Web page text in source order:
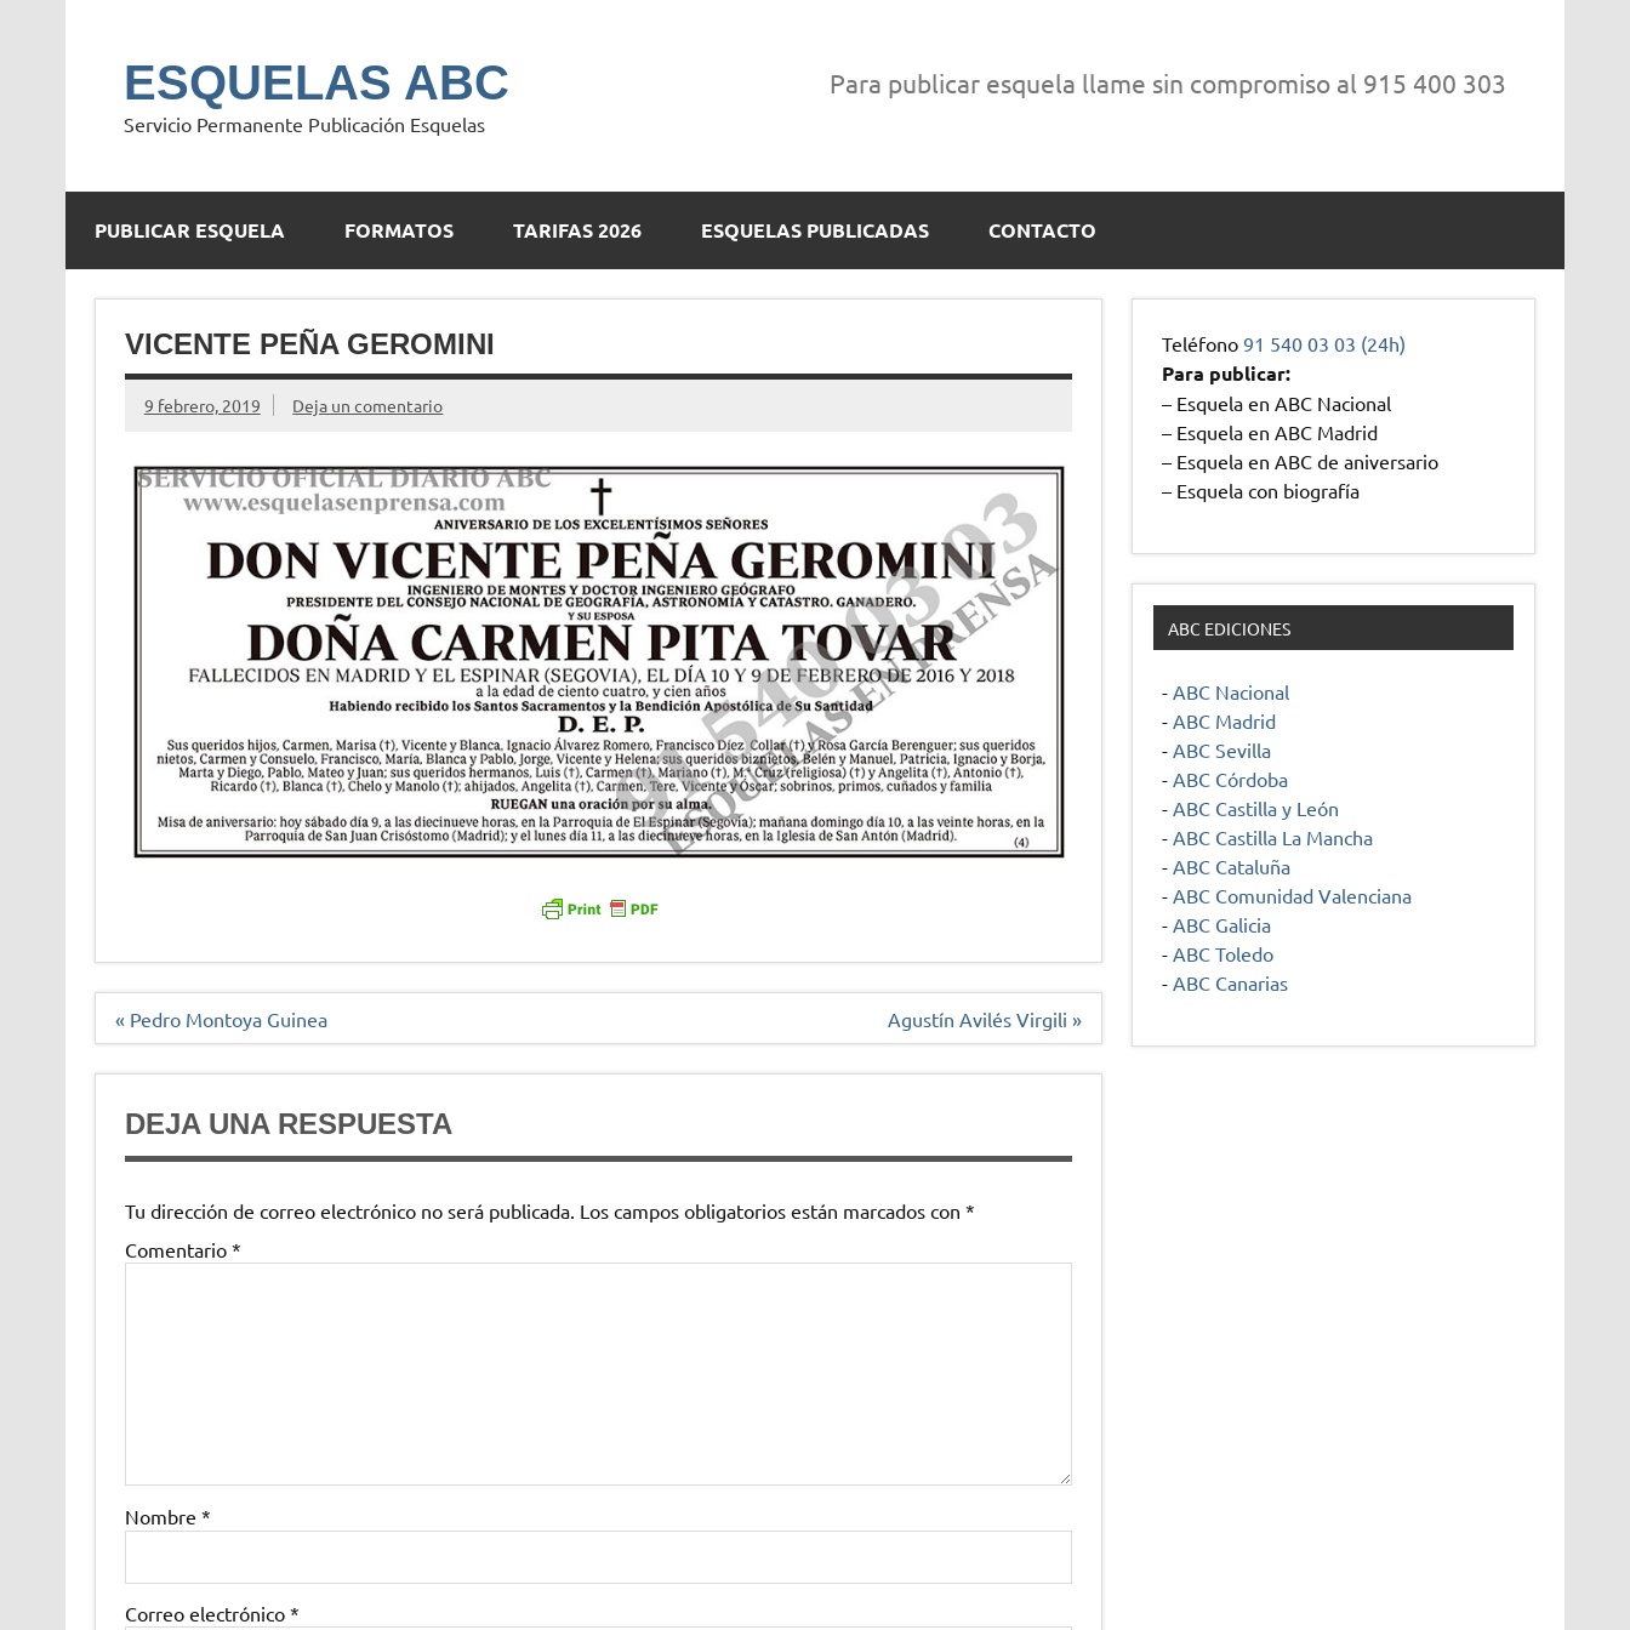
ESQUELAS ABC
Servicio Permanente Publicación Esquelas
Para publicar esquela llame sin compromiso al 915 400 303
PUBLICAR ESQUELA FORMATOS TARIFAS 2026 ESQUELAS PUBLICADAS CONTACTO
VICENTE PEÑA GEROMINI
9 febrero, 2019 Deja un comentario
Navegación
« Pedro Montoya Guinea Agustín Avilés Virgili »
DEJA UNA RESPUESTA
Tu dirección de correo electrónico no será publicada. Los campos obligatorios están marcados con *
Comentario *
Nombre *
Correo electrónico *
Teléfono91 540 03 03 (24h)
Para publicar:
– Esquela en ABC Nacional
– Esquela en ABC Madrid
– Esquela en ABC de aniversario
– Esquela con biografía
ABC EDICIONES
- ABC Nacional
- ABC Madrid
- ABC Sevilla
- ABC Córdoba
- ABC Castilla y León
- ABC Castilla La Mancha
- ABC Cataluña
- ABC Comunidad Valenciana
- ABC Galicia
- ABC Toledo
- ABC Canarias